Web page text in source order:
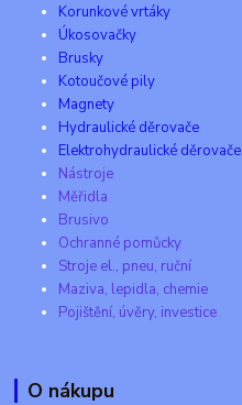
Korunkové vrtáky
Úkosovačky
Brusky
Kotoučové pily
Magnety
Hydraulické děrovače
Elektrohydraulické děrovače
Nástroje
Měřidla
Brusivo
Ochranné pomůcky
Stroje el., pneu, ruční
Maziva, lepidla, chemie
Pojištění, úvěry, investice
O nákupu